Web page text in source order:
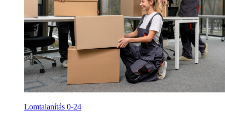
Lomtalanítás 0-24